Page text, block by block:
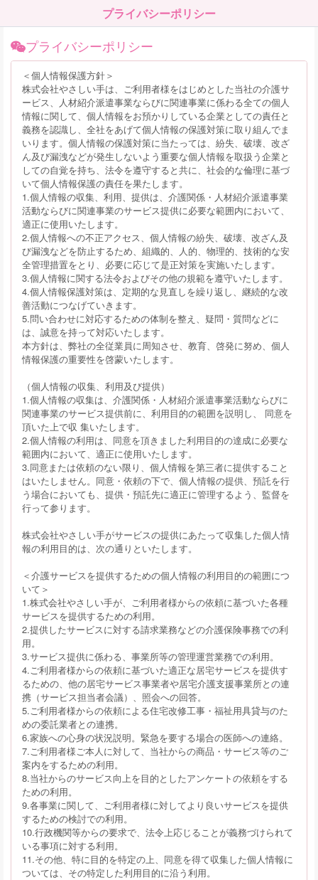
プライバシーポリシー
プライバシーポリシー
＜個人情報保護方針＞
株式会社やさしい手は、ご利用者様をはじめとした当社の介護サ
ービス、人材紹介派遣事業ならびに関連事業に係わる全ての個人
情報に関して、個人情報をお預かりしている企業としての責任と
義務を認識し、全社をあげて個人情報の保護対策に取り組んでま
いります。個人情報の保護対策に当たっては、紛失、破壊、改ざ
ん及び漏洩などが発生しないよう重要な個人情報を取扱う企業と
しての自覚を持ち、法令を遵守すると共に、社会的な倫理に基づ
いて個人情報保護の責任を果たします。
1.個人情報の収集、利用、提供は、介護関係・人材紹介派遣事業
活動ならびに関連事業のサービス提供に必要な範囲内において、
適正に使用いたします。
2.個人情報への不正アクセス、個人情報の紛失、破壊、改ざん及
び漏洩などを防止するため、組織的、人的、物理的、技術的な安
全管理措置をとり、必要に応じて是正対策を実施いたします。
3.個人情報に関する法令およびその他の規範を遵守いたします。
4.個人情報保護対策は、定期的な見直しを繰り返し、継続的な改
善活動につなげていきます。
5.問い合わせに対応するための体制を整え、疑問・質問などに
は、誠意を持って対応いたします。
本方針は、弊社の全従業員に周知させ、教育、啓発に努め、個人
情報保護の重要性を啓蒙いたします。
（個人情報の収集、利用及び提供）
1.個人情報の収集は、介護関係・人材紹介派遣事業活動ならびに
関連事業のサービス提供前に、利用目的の範囲を説明し、 同意を
頂いた上で収 集いたします。
2.個人情報の利用は、同意を頂きました利用目的の達成に必要な
範囲内において、適正に使用いたします。
3.同意または依頼のない限り、個人情報を第三者に提供すること
はいたしません。同意・依頼の下で、個人情報の提供、預託を行
う場合においても、提供・預託先に適正に管理するよう、監督を
行って参ります。
株式会社やさしい手がサービスの提供にあたって収集した個人情
報の利用目的は、次の通りといたします。
＜介護サービスを提供するための個人情報の利用目的の範囲につ
いて＞
1.株式会社やさしい手が、ご利用者様からの依頼に基づいた各種
サービスを提供するための利用。
2.提供したサービスに対する請求業務などの介護保険事務での利
用。
3.サービス提供に係わる、事業所等の管理運営業務での利用。
4.ご利用者様からの依頼に基づいた適正な居宅サービスを提供す
るための、他の居宅サービス事業者や居宅介護支援事業所との連
携（サービス担当者会議）、照会への回答。
5.ご利用者様からの依頼による住宅改修工事・福祉用具貸与のた
めの委託業者との連携。
6.家族への心身の状況説明。緊急を要する場合の医師への連絡。
7.ご利用者様ご本人に対して、当社からの商品・サービス等のご
案内をするための利用。
8.当社からのサービス向上を目的としたアンケートの依頼をする
ための利用。
9.各事業に関して、ご利用者様に対してより良いサービスを提供
するための検討での利用。
10.行政機関等からの要求で、法令上応じることが義務づけられて
いる事項に対する利用。
11.その他、特に目的を特定の上、同意を得て収集した個人情報に
ついては、その特定した利用目的に沿う利用。